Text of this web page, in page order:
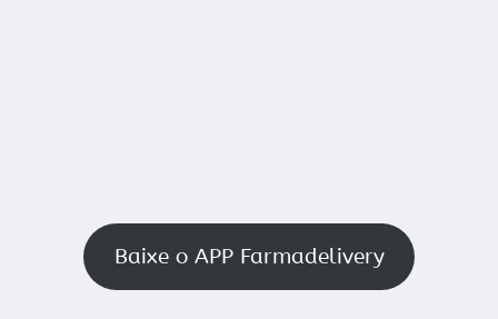
Baixe o APP Farmadelivery